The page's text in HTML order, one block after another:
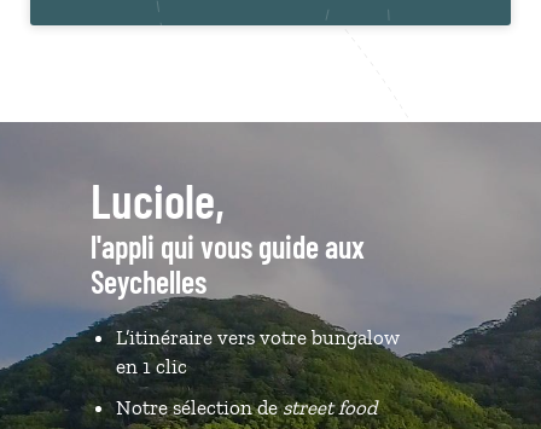
Luciole,
l'appli qui vous guide aux
Seychelles
L’itinéraire vers votre bungalow
en 1 clic
Notre sélection destreet food